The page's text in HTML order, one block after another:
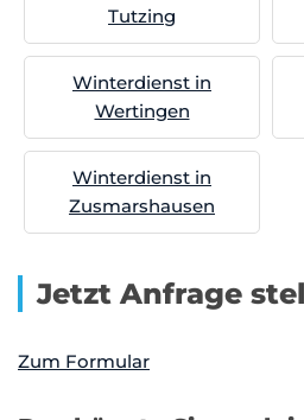
Tutzing
Winterdienst in
Wertingen
Winterdienst in
Zusmarshausen
Jetzt Anfrage
Zum Formular